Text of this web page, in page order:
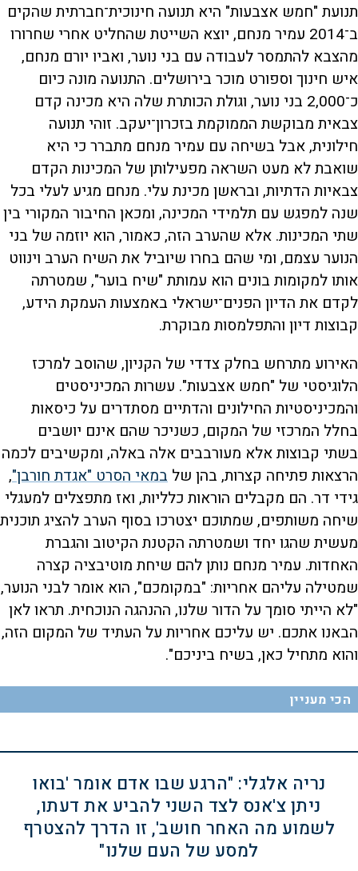
תנועת "חמש אצבעות" היא תנועה חינוכית־חברתית שהקים
ב־2014 עמיר מנחם, יוצא השייטת שהחליט אחרי שחרורו
מהצבא להתמסר לעבודה עם בני נוער, ואביו יורם מנחם,
איש חינוך וספורט מוכר בירושלים. התנועה מונה כיום
כ־2,000 בני נוער, וגולת הכותרת שלה היא מכינה קדם
צבאית מבוקשת הממוקמת בזכרון־יעקב. זוהי תנועה
חילונית, אבל בשיחה עם עמיר מנחם מתברר כי היא
שואבת לא מעט השראה מפעילותן של המכינות הקדם
צבאיות הדתיות, ובראשן מכינת עלי. מנחם מגיע לעלי בכל
שנה למפגש עם תלמידי המכינה, ומכאן החיבור המקורי בין
שתי המכינות. אלא שהערב הזה, כאמור, הוא יוזמה של בני
הנוער עצמם, ומי שהם בחרו שיוביל את השיח הערב וינווט
אותו למקומות בונים הוא עמותת "שיח בוער", שמטרתה
לקדם את הדיון הפנים־ישראלי באמצעות העמקת הידע,
קבוצות דיון והתפלמסות מבוקרת.
האירוע מתרחש בחלק צדדי של הקניון, שהוסב למרכז
הלוגיסטי של "חמש אצבעות". עשרות המכיניסטים
והמכיניסטיות החילונים והדתיים מסתדרים על כיסאות
בחלל המרכזי של המקום, כשניכר שהם אינם יושבים
בשתי קבוצות אלא מעורבבים אלה באלה, ומקשיבים לכמה
הרצאות פתיחה קצרות, בהן של במאי הסרט "אגדת חורבן",
גידי דר. הם מקבלים הוראות כלליות, ואז מתפצלים למעגלי
שיחה משותפים, שמתוכם יצטרכו בסוף הערב להציג תוכנית
מעשית שהגו יחד ושמטרתה הקטנת הקיטוב והגברת
האחדות. עמיר מנחם נותן להם שיחת מוטיבציה קצרה
שמטילה עליהם אחריות: "במקומכם", הוא אומר לבני הנוער,
"לא הייתי סומך על הדור שלנו, ההנהגה הנוכחית. תראו לאן
הבאנו אתכם. יש עליכם אחריות על העתיד של המקום הזה,
והוא מתחיל כאן, בשיח ביניכם".
הכי מעניין
נריה אלגלי: "הרגע שבו אדם אומר 'בואו
ניתן צ'אנס לצד השני להביע את דעתו,
לשמוע מה האחר חושב', זו הדרך להצטרף
למסע של העם שלנו"